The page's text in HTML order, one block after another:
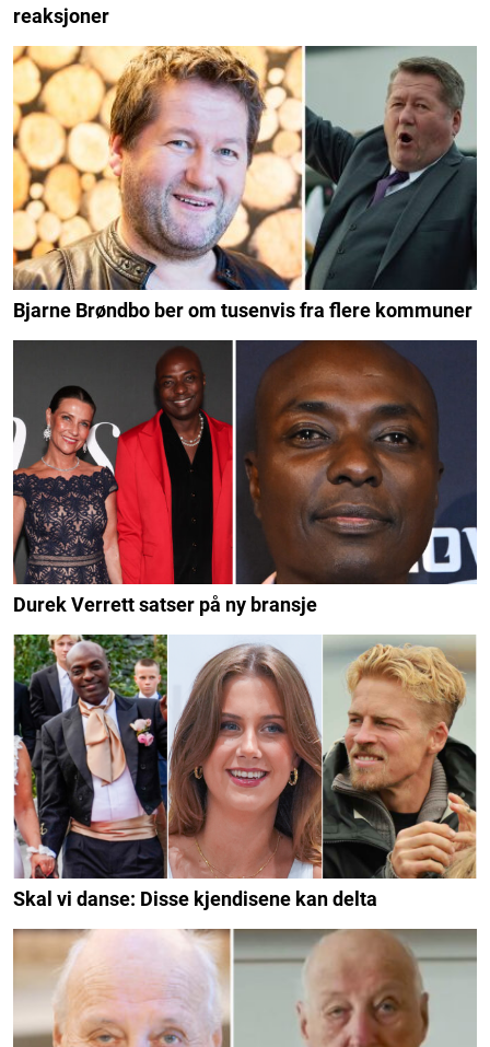
reaksjoner
Bjarne Brøndbo ber om tusenvis fra flere kommuner
Durek Verrett satser på ny bransje
Skal vi danse: Disse kjendisene kan delta